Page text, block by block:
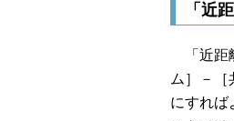
「近
「近距
ム］－［
にすれば